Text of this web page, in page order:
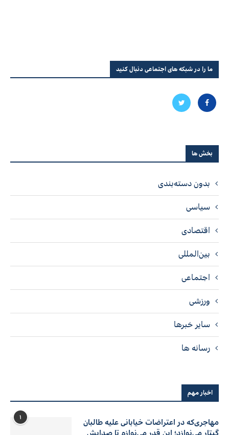
ما را در شبکه های اجتماعی دنبال کنید
بخش ها
بدون دسته‌بندی
سیاسی
اقتصادی
بین‌المللی
اجتماعی
ورزشی
سایر خبرها
رسانه ها
اخبار مهم
۱
مهاجری‌که در اعتراضات خیابانی علیه طالبان